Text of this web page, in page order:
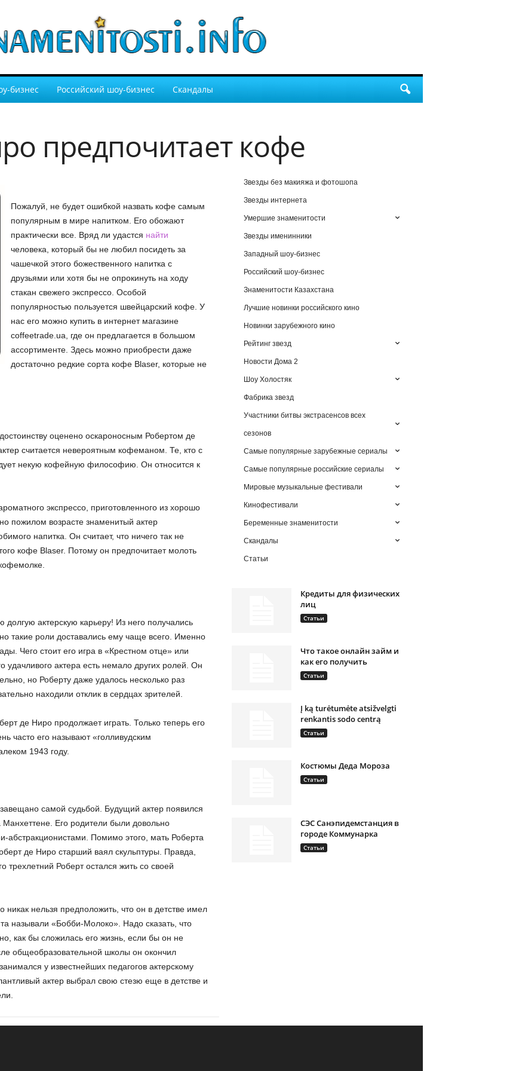
бизнес Российский шоу-бизнес Скандалы
предпочитает кофе
Пожалуй, не будет ошибкой назвать кофе самым
популярным в мире напитком. Его обожают
практически все. Вряд ли удастся найти
человека, который бы не любил посидеть за
чашечкой этого божественного напитка с
друзьями или хотя бы не опрокинуть на ходу
стакан свежего экспрессо. Особой
популярностью пользуется швейцарский кофе. У
нас его можно купить в интернет магазине
coffeetrade.ua, где он предлагается в большом
ассортименте. Здесь можно приобрести даже
достаточно редкие сорта кофе Blaser, которые не
оценено оскароносным Робертом де
считается невероятным кофеманом. Те, кто с
некую кофейную философию. Он относится к
экспрессо, приготовленного из хорошо
пожилом возрасте знаменитый актер
напитка. Он считает, что ничего так не
кофе Blaser. Потому он предпочитает молоть
долгую актерскую карьеру! Из него получались
такие роли доставались ему чаще всего. Именно
Чего стоит его игра в «Крестном отце» или
актера есть немало других ролей. Он
но Роберту даже удалось несколько раз
находили отклик в сердцах зрителей.
де Ниро продолжает играть. Только теперь его
часто его называют «голливудским
1943 году.
самой судьбой. Будущий актер появился
Его родители были довольно
абстракционистами. Помимо этого, мать Роберта
де Ниро старший ваял скульптуры. Правда,
трехлетний Роберт остался жить со своей
нельзя предположить, что он в детстве имел
называли «Бобби-Молоко». Надо сказать, что
как бы сложилась его жизнь, если бы он не
общеобразовательной школы он окончил
у известнейших педагогов актерскому
актер выбрал свою стезю еще в детстве и
Звезды без макияжа и фотошопа
Звезды интернета
Умершие знаменитости
Звезды именинники
Западный шоу-бизнес
Российский шоу-бизнес
Знаменитости Казахстана
Лучшие новинки российского кино
Новинки зарубежного кино
Рейтинг звезд
Новости Дома 2
Шоу Холостяк
Фабрика звезд
Участники битвы экстрасенсов всех
сезонов
Самые популярные зарубежные сериалы
Самые популярные российские сериалы
Мировые музыкальные фестивали
Кинофестивали
Беременные знаменитости
Скандалы
Статьи
Кредиты для физических
лиц
Статьи
Что такое онлайн займ и
как его получить
Статьи
Į ką turėtumėte atsižvelgti
renkantis sodo centrą
Статьи
Костюмы Деда Мороза
Статьи
СЭС Санэпидемстанция в
городе Коммунарка
Статьи